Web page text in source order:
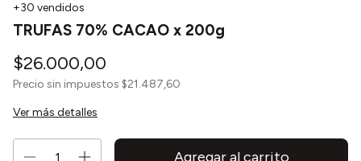
+30 vendidos
TRUFAS 70% CACAO x 200g
$26.000,00
Precio sin impuestos $21.487,60
Ver más detalles